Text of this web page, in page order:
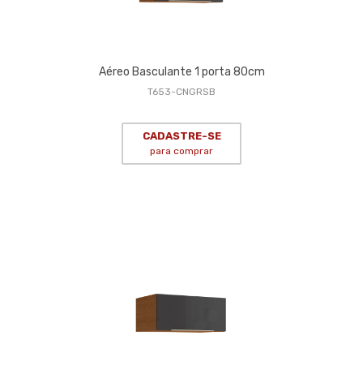
Aéreo Basculante 1 porta 80cm
T653-CNGRSB
CADASTRE-SE
para comprar